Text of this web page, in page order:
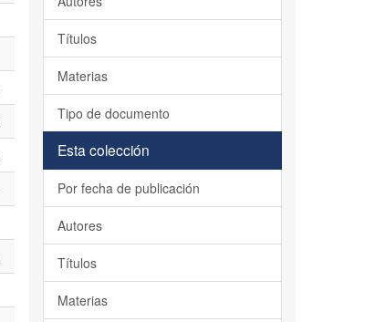
Títulos
Materias
Tipo de documento
Esta colección
Por fecha de publicación
Autores
Títulos
Materias